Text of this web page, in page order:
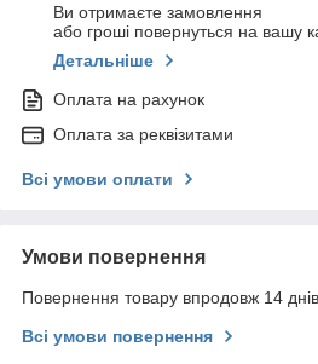
Ви отримаєте замовлення
або гроші повернуться на вашу
Детальніше
Оплата на рахунок
Оплата за реквізитами
Всі умови оплати
Умови повернення
Повернення товару впродовж 14
Всі умови повернення